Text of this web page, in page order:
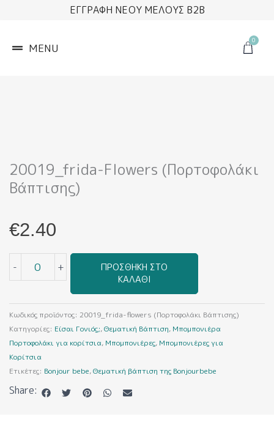
ΕΓΓΡΑΦΗ ΝΕΟΥ ΜΕΛΟΥΣ B2B
MENU
0
Cart
20019_frida-Flowers (Πορτοφολάκι
Βάπτισης)
€2.40
-
flowers
Βάπτισης)
ποσότητα
+
ΠΡΟΣΘΉΚΗ ΣΤΟ
ΚΑΛΆΘΙ
Κωδικός προϊόντος: 20019_frida-flowers (Πορτοφολάκι Βάπτισης)
Κατηγορίες: Είσαι Γονιός;,Θεματική Βάπτιση, Μπομπονιέρα
Πορτοφολάκι για κορίτσια, Μπομπονιέρες, Μπομπονιέρες για
Κορίτσια
Ετικέτες: Bonjour bebe,Θεματική βάπτιση της Bonjourbebe
Share: